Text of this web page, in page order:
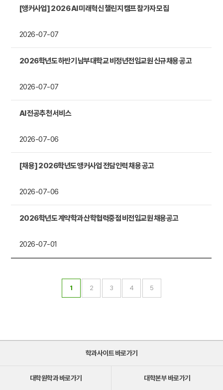
[앵커사업] 2026 AI 미래혁신 챌린지 캠프 참가자 모집
2026-07-07
2026학년도 하반기 남부대학교 비정년전임교원 신규채용 공고
2026-07-07
AI 전공추천 서비스
2026-07-06
[채용] 2026학년도 앵커사업 전담인력 채용 공고
2026-07-06
2026학년도 계약학과 산학협력중점 비전임교원 채용공고
2026-07-01
1 2 3 4 5
학과사이트 바로가기
대학원학과 바로가기 대학본부 바로가기